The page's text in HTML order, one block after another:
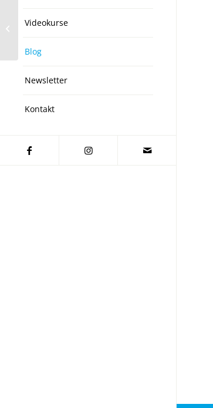
Videokurse
Blog
Newsletter
Kontakt
Mein Herzenspferd